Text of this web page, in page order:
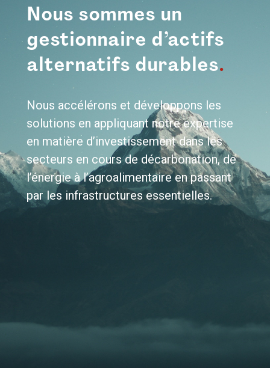
Nous sommes un
gestionnaire d’actifs
alternatifs durables.
Nous accélérons et développons les
solutions en appliquant notre expertise
en matière d’investissement dans les
secteurs en cours de décarbonation, de
l’énergie à l’agroalimentaire en passant
par les infrastructures essentielles.